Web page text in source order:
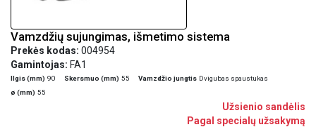
Vamzdžių sujungimas, išmetimo sistema
Prekės kodas: 004954
Gamintojas: FA1
Ilgis (mm) 90 Skersmuo (mm) 55 Vamzdžio jungtis Dvigubas spaustukas
ø (mm) 55
Užsienio sandėlis
Pagal specialų užsakymą